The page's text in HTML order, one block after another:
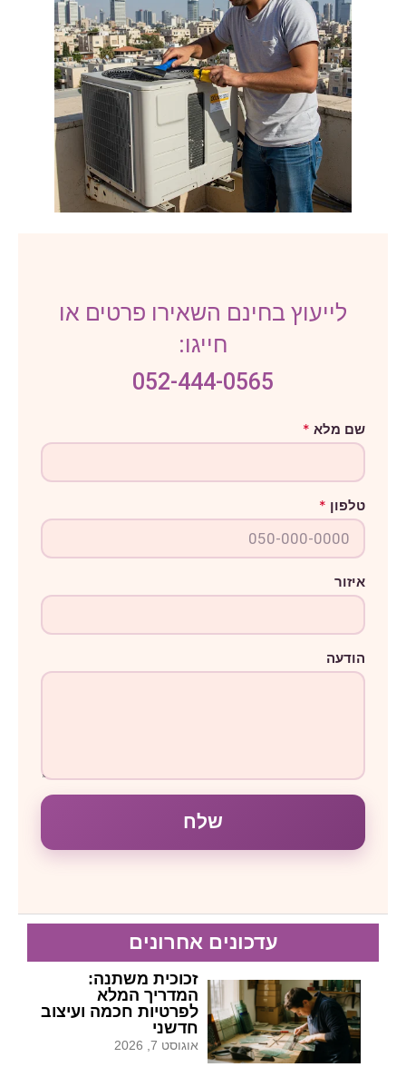
לייעוץ בחינם השאירו פרטים או
חייגו:
052-444-0565
שם מלא * מ
ל
ם
ל
פ
ן
טלפון *
איזור
הודעה
שלח
עדכונים אחרונים
זכוכית משתנה:
המדריך המלא
לפרטיות חכמה ועיצוב
חדשני
אוגוסט 7, 2026